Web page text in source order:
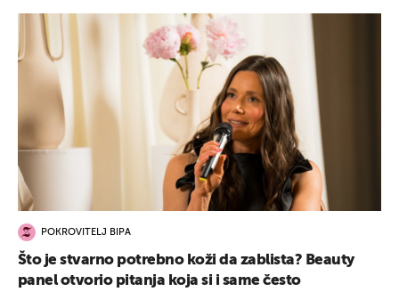
POKROVITELJ BIPA
Što je stvarno potrebno koži da zablista? Beauty
panel otvorio pitanja koja si i same često